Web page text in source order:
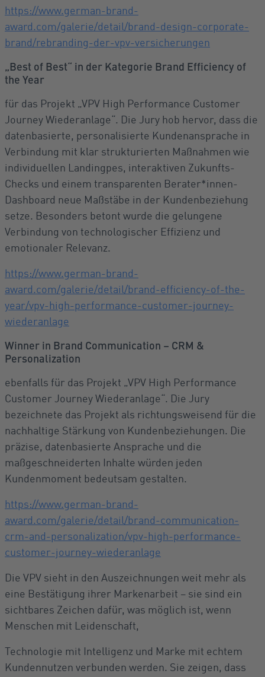
https://www.german-brand-
award.com/galerie/detail/brand-design-corporate-
brand/rebranding-der-vpv-versicherungen
„Best of Best“ in der Kategorie Brand Efficiency of
the Year
für das Projekt „VPV High Performance Customer
Journey Wiederanlage“. Die Jury hob hervor, dass die
datenbasierte, personalisierte Kundenansprache in
Verbindung mit klar strukturierten Maßnahmen wie
individuellen Landingpes, interaktiven Zukunfts-
Checks und einem transparenten Berater*innen-
Dashboard neue Maßstäbe in der Kundenbeziehung
setze. Besonders betont wurde die gelungene
Verbindung von technologischer Effizienz und
emotionaler Relevanz.
https://www.german-brand-
award.com/galerie/detail/brand-efficiency-of-the-
year/vpv-high-performance-customer-journey-
wiederanlage
Winner in Brand Communication – CRM &
Personalization
ebenfalls für das Projekt „VPV High Performance
Customer Journey Wiederanlage“. Die Jury
bezeichnete das Projekt als richtungsweisend für die
nachhaltige Stärkung von Kundenbeziehungen. Die
präzise, datenbasierte Ansprache und die
maßgeschneiderten Inhalte würden jeden
Kundenmoment bedeutsam gestalten.
https://www.german-brand-
award.com/galerie/detail/brand-communication-
crm-and-personalization/vpv-high-performance-
customer-journey-wiederanlage
Die VPV sieht in den Auszeichnungen weit mehr als
eine Bestätigung ihrer Markenarbeit – sie sind ein
sichtbares Zeichen dafür, was möglich ist, wenn
Menschen mit Leidenschaft,
Technologie mit Intelligenz und Marke mit echtem
Kundennutzen verbunden werden. Sie zeigen, dass